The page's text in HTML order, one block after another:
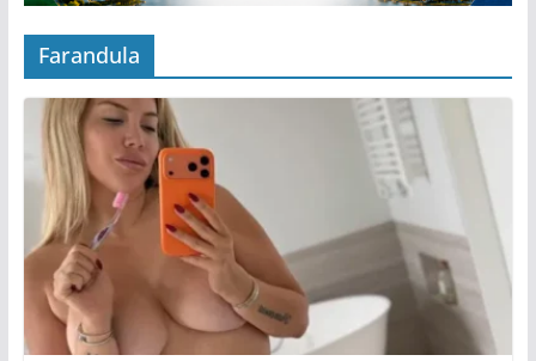
Farandula